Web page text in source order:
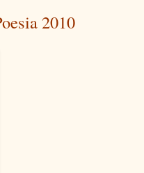
2010